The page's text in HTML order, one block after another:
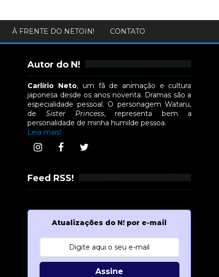
À FRENTE DO NETOIN! CONTATO
Autor do N!
Carlírio Neto, um fã de animação e cultura
japonesa desde os anos noventa. Dramas são a
especialidade pessoal. O personagem Wataru,
deSister Princess, representa bem a
personalidade de minha humilde pessoa.
Leia mais!
Feed RSS!
Atualizações do N! por e-mail
Assine